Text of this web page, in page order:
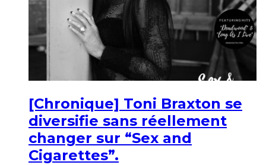
[Chronique] Toni Braxton se
diversifie sans réellement
changer sur “Sex and
Cigarettes”.